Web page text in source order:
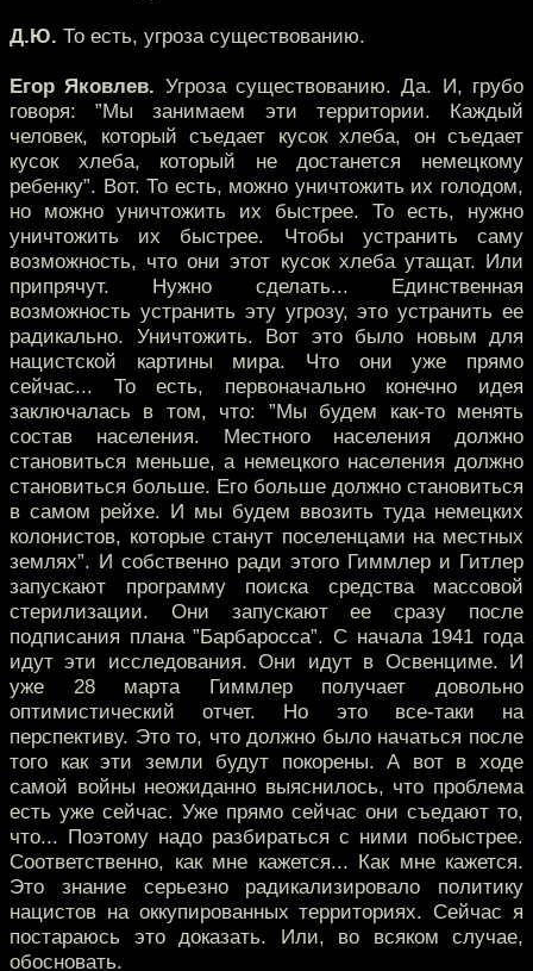
Д.Ю. То есть, угроза существованию.
Егор Яковлев. Угроза существованию. Да. И, грубо
говоря: ”Мы занимаем эти территории. Каждый
человек, который съедает кусок хлеба, он съедает
кусок хлеба, который не достанется немецкому
ребенку”. Вот. То есть, можно уничтожить их голодом,
но можно уничтожить их быстрее. То есть, нужно
уничтожить их быстрее. Чтобы устранить саму
возможность, что они этот кусок хлеба утащат. Или
припрячут. Нужно сделать... Единственная
возможность устранить эту угрозу, это устранить ее
радикально. Уничтожить. Вот это было новым для
нацистской картины мира. Что они уже прямо
сейчас... То есть, первоначально конечно идея
заключалась в том, что: ”Мы будем как-то менять
состав населения. Местного населения должно
становиться меньше, а немецкого населения должно
становиться больше. Его больше должно становиться
в самом рейхе. И мы будем ввозить туда немецких
колонистов, которые станут поселенцами на местных
землях”. И собственно ради этого Гиммлер и Гитлер
запускают программу поиска средства массовой
стерилизации. Они запускают ее сразу после
подписания плана ”Барбаросса”. С начала 1941 года
идут эти исследования. Они идут в Освенциме. И
уже 28 марта Гиммлер получает довольно
оптимистический отчет. Но это все-таки на
перспективу. Это то, что должно было начаться после
того как эти земли будут покорены. А вот в ходе
самой войны неожиданно выяснилось, что проблема
есть уже сейчас. Уже прямо сейчас они съедают то,
что... Поэтому надо разбираться с ними побыстрее.
Соответственно, как мне кажется... Как мне кажется.
Это знание серьезно радикализировало политику
нацистов на оккупированных территориях. Сейчас я
постараюсь это доказать. Или, во всяком случае,
обосновать.